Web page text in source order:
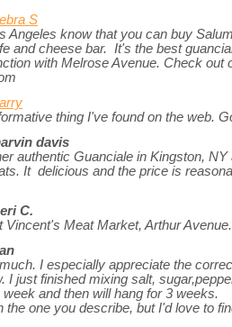
S
Angeles know that you can buy
and cheese bar. It's the best
with Melrose Avenue. Check out
thing I've found on the web.
davis
authentic Guanciale in Kingston, NY
It delicious and the price is
C.
Vincent's Meat Market, Arthur
I especially appreciate the
I just finished mixing salt,
and then will hang for 3 weeks.
the one you describe, but I'd love to